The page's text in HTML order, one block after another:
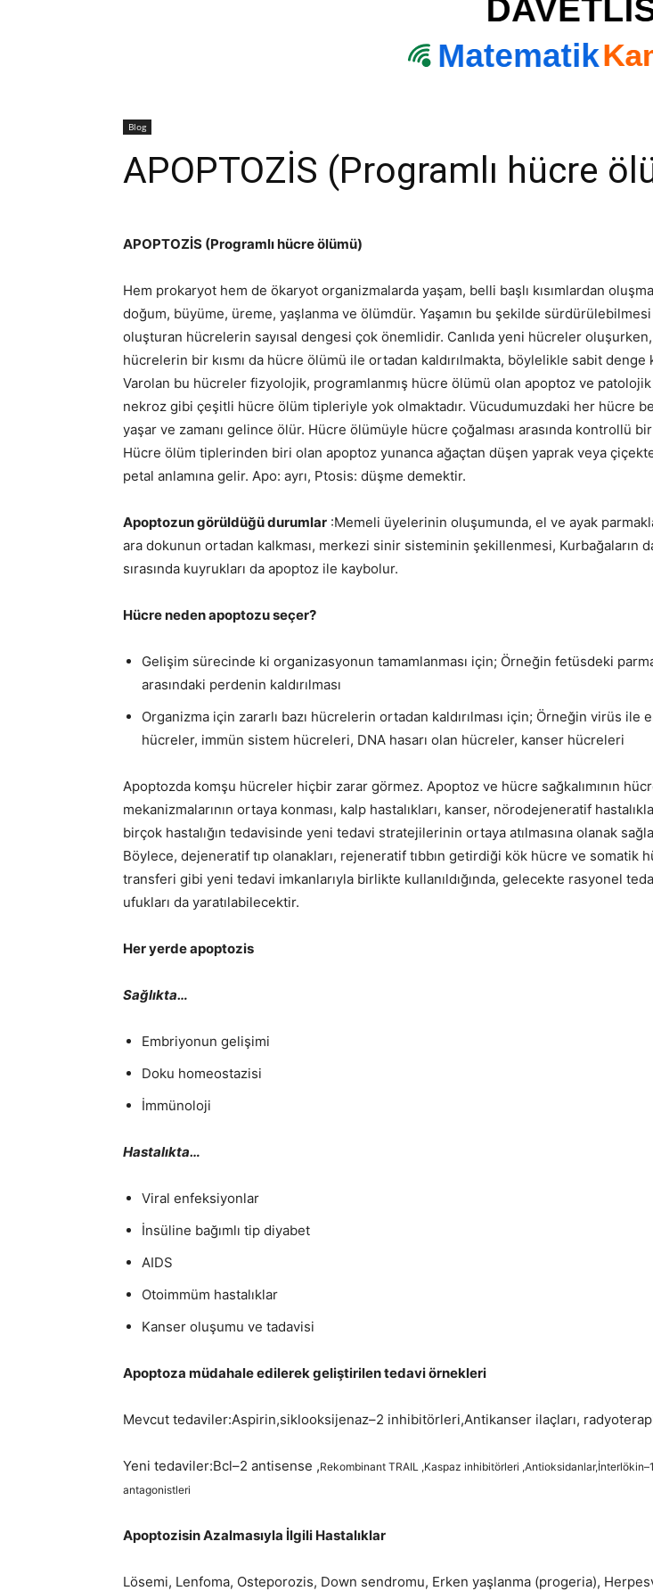
Blog
APOPTOZİS (Programlı hücre
APOPTOZİS (Programlı hücre ölümü)
Hem prokaryot hem de ökaryot organizmalarda yaşam, belli başlı kısımlardan
doğum, büyüme, üreme, yaşlanma ve ölümdür. Yaşamın bu şekilde sürdürülebilmesi
oluşturan hücrelerin sayısal dengesi çok önemlidir. Canlıda yeni hücreler
hücrelerin bir kısmı da hücre ölümü ile ortadan kaldırılmakta, böylelikle sabit denge
Varolan bu hücreler fizyolojik, programlanmış hücre ölümü olan apoptoz ve
nekroz gibi çeşitli hücre ölüm tipleriyle yok olmaktadır. Vücudumuzdaki her hücre
yaşar ve zamanı gelince ölür. Hücre ölümüyle hücre çoğalması arasında kontrollü
Hücre ölüm tiplerinden biri olan apoptoz yunanca ağaçtan düşen yaprak veya
petal anlamına gelir. Apo: ayrı, Ptosis: düşme demektir.
Apoptozun görüldüğü durumlar :Memeli üyelerinin oluşumunda, el ve ayak
ara dokunun ortadan kalkması, merkezi sinir sisteminin şekillenmesi, Kurbağaların
sırasında kuyrukları da apoptoz ile kaybolur.
Hücre neden apoptozu seçer?
Gelişim sürecinde ki organizasyonun tamamlanması için; Örneğin fetüsdeki
arasındaki perdenin kaldırılması
Organizma için zararlı bazı hücrelerin ortadan kaldırılması için; Örneğin virüs ile
hücreler, immün sistem hücreleri, DNA hasarı olan hücreler, kanser hücreleri
Apoptozda komşu hücreler hiçbir zarar görmez. Apoptoz ve hücre sağkalımının
mekanizmalarının ortaya konması, kalp hastalıkları, kanser, nörodejeneratif
birçok hastalığın tedavisinde yeni tedavi stratejilerinin ortaya atılmasına olanak
Böylece, dejeneratif tıp olanakları, rejeneratif tıbbın getirdiği kök hücre ve somatik
transferi gibi yeni tedavi imkanlarıyla birlikte kullanıldığında, gelecekte rasyonel
ufukları da yaratılabilecektir.
Her yerde apoptozis
Sağlıkta…
Embriyonun gelişimi
Doku homeostazisi
İmmünoloji
Hastalıkta…
Viral enfeksiyonlar
İnsüline bağımlı tip diyabet
AIDS
Otoimmüm hastalıklar
Kanser oluşumu ve tadavisi
Apoptoza müdahale edilerek geliştirilen tedavi örnekleri
Mevcut tedaviler:Aspirin,siklooksijenaz–2 inhibitörleri,Antikanser ilaçları,
Yeni tedaviler:Bcl–2 antisense ,Rekombinant TRAIL ,Kaspaz inhibitörleri
antagonistleri
Apoptozisin Azalmasıyla İlgili Hastalıklar
Lösemi, Lenfoma, Osteporozis, Down sendromu, Erken yaşlanma (progeria),